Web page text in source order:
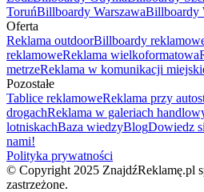
ToruńBillboardy WarszawaBillboardy
Oferta
Reklama outdoorBillboardy
reklamoweReklama wielkoformatowa
metrzeReklama w komunikacji
Pozostałe
Tablice reklamoweReklama przy
drogachReklama w galeriach
lotniskachBaza wiedzyBlogDowiedz
nami!
Polityka prywatności
© Copyright 2025 ZnajdźReklamę.pl
zastrzeżone.